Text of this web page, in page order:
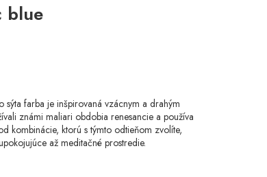
blue
farba je inšpirovaná vzácnym a drahým
známi maliari obdobia renesancie a používa
kombinácie, ktorú s týmto odtieňom zvolíte,
až meditačné prostredie.